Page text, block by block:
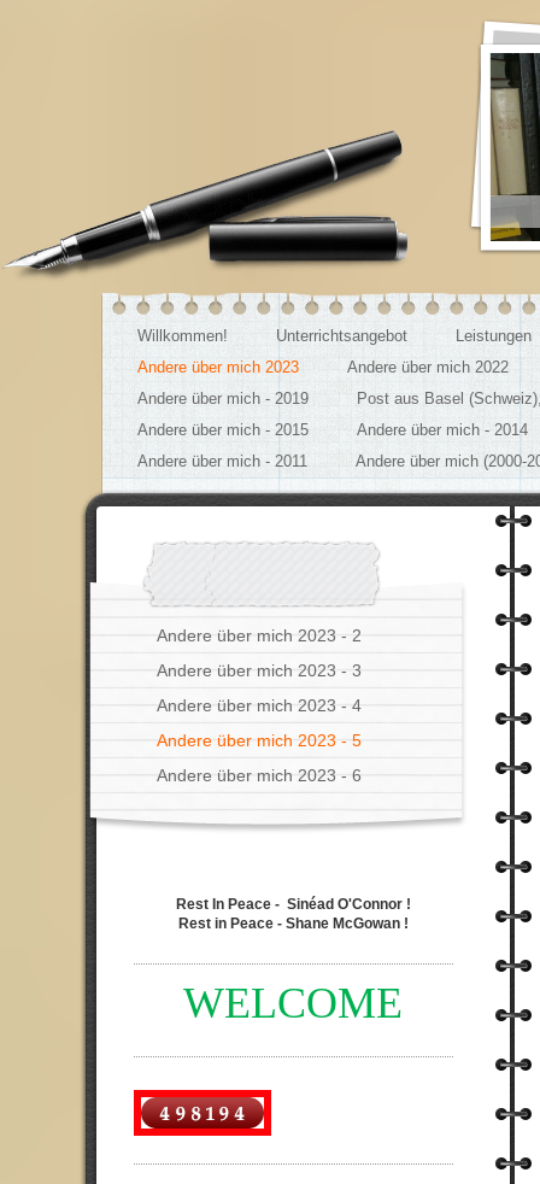
Willkommen! Unterrichtsangebot
Leistungen
Andere über mich 2023
Andere über mich 2022
Andere über mich - 2019
Post aus Basel
Andere über mich - 2015
Andere über mich - 2014
Andere über mich - 2011
Andere über mich (2000-
Andere über mich 2023 - 2
Andere über mich 2023 - 3
Andere über mich 2023 - 4
Andere über mich 2023 - 5
Andere über mich 2023 - 6
Rest In Peace - Sinéad O'Connor !
Rest in Peace - Shane McGowan !
WELCOME